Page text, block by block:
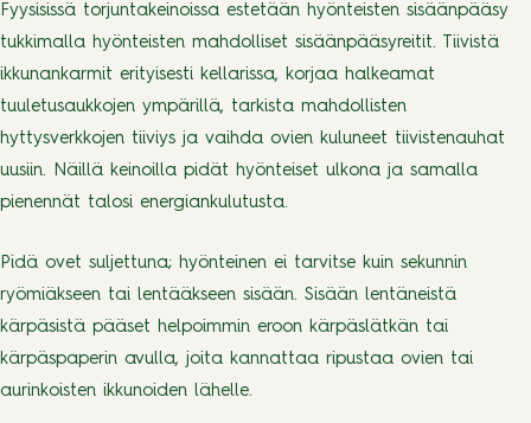
Fyysisissä torjuntakeinoissa estetään hyönteisten sisäänpääsy
tukkimalla hyönteisten mahdolliset sisäänpääsyreitit. Tiivistä
ikkunankarmit erityisesti kellarissa, korjaa halkeamat
tuuletusaukkojen ympärillä, tarkista mahdollisten
hyttysverkkojen tiiviys ja vaihda ovien kuluneet tiivistenauhat
uusiin. Näillä keinoilla pidät hyönteiset ulkona ja samalla
pienennät talosi energiankulutusta.
Pidä ovet suljettuna; hyönteinen ei tarvitse kuin sekunnin
ryömiäkseen tai lentääkseen sisään. Sisään lentäneistä
kärpäsistä pääset helpoimmin eroon kärpäslätkän tai
kärpäspaperin avulla, joita kannattaa ripustaa ovien tai
aurinkoisten ikkunoiden lähelle.